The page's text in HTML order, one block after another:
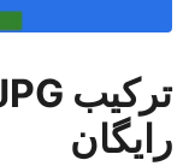
رایگان